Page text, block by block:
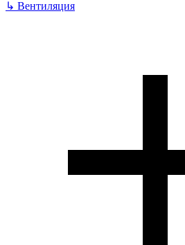
↳ Вентиляция